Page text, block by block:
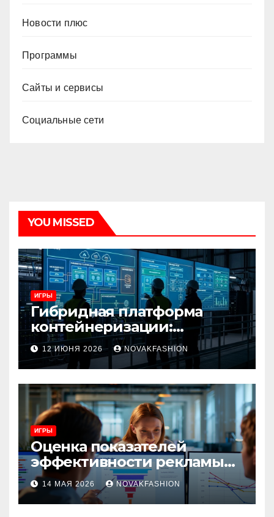
Новости плюс
Программы
Сайты и сервисы
Социальные сети
YOU MISSED
ИГРЫ
Гибридная платформа
контейнеризации:
архитектура, особенности
и сценарии использования
12 ИЮНЯ 2026 NOVAKFASHION
ИГРЫ
Оценка показателей
эффективности рекламы
при атрибуции
множественных точек
касания
14 МАЯ 2026 NOVAKFASHION